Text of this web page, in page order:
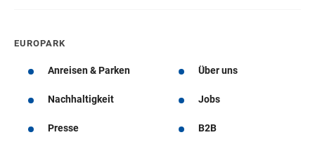
EUROPARK
Anreisen & Parken Über uns
Nachhaltigkeit Jobs
Presse B2B